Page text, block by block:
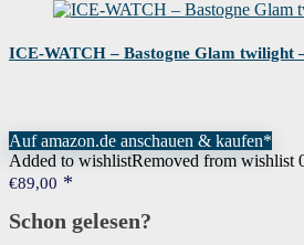
ICE-WATCH – Bastogne Glam twilight
Auf amazon.de anschauen & kaufen*
Added to wishlistRemoved from wishlist
€89,00
Schon gelesen?